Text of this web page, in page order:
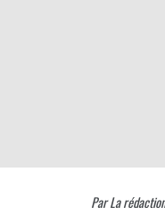
ParLa rédaction